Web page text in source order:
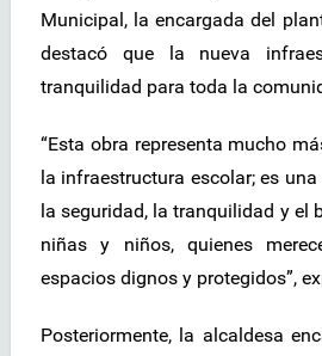
Municipal, la encargada del
destacó que la nueva
tranquilidad para toda la
“Esta obra representa mucho
la infraestructura escolar; es
la seguridad, la tranquilidad y el
niñas y niños, quienes
espacios dignos y protegidos”,
Posteriormente, la alcaldesa